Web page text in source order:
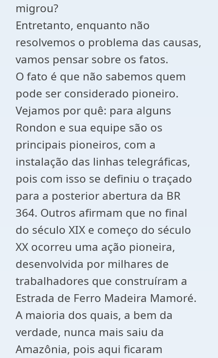
migrou?
Entretanto, enquanto não
resolvemos o problema das causas,
vamos pensar sobre os fatos.
O fato é que não sabemos quem
pode ser considerado pioneiro.
Vejamos por quê: para alguns
Rondon e sua equipe são os
principais pioneiros, com a
instalação das linhas telegráficas,
pois com isso se definiu o traçado
para a posterior abertura da BR
364. Outros afirmam que no final
do século XIX e começo do século
XX ocorreu uma ação pioneira,
desenvolvida por milhares de
trabalhadores que construíram a
Estrada de Ferro Madeira Mamoré.
A maioria dos quais, a bem da
verdade, nunca mais saiu da
Amazônia, pois aqui ficaram